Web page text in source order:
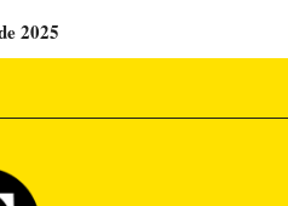
2025